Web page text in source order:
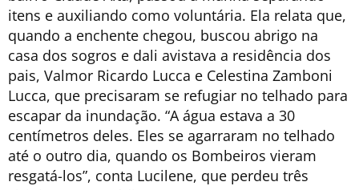
itens e auxiliando como voluntária. Ela relata que,
quando a enchente chegou, buscou abrigo na
casa dos sogros e dali avistava a residência dos
pais, Valmor Ricardo Lucca e Celestina Zamboni
Lucca, que precisaram se refugiar no telhado para
escapar da inundação. “A água estava a 30
centímetros deles. Eles se agarraram no telhado
até o outro dia, quando os Bombeiros vieram
resgatá-los”, conta Lucilene, que perdeu três